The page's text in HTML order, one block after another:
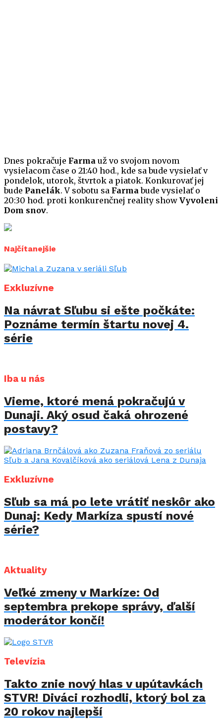
Dnes pokračuje Farma už vo svojom novom
vysielacom čase o 21:40 hod., kde sa bude vysielať v
pondelok, utorok, štvrtok a piatok. Konkurovať jej
bude Panelák. V sobotu sa Farmabude vysielať o
20:30 hod. proti konkurenčnej reality show Vyvoleni
Dom snov.
Najčítanejšie
Exkluzívne
Na návrat Sľubu si ešte počkáte:
Poznáme termín štartu novej 4.
série
Iba u nás
Vieme, ktoré mená pokračujú v
Dunaji. Aký osud čaká ohrozené
postavy?
Exkluzívne
Sľub sa má po lete vrátiť neskôr ako
Dunaj: Kedy Markíza spustí nové
série?
Aktuality
Veľké zmeny v Markíze: Od
septembra prekope správy, ďalší
moderátor končí!
Televízia
Takto znie nový hlas v upútavkách
STVR! Diváci rozhodli, ktorý bol za
20 rokov najlepší